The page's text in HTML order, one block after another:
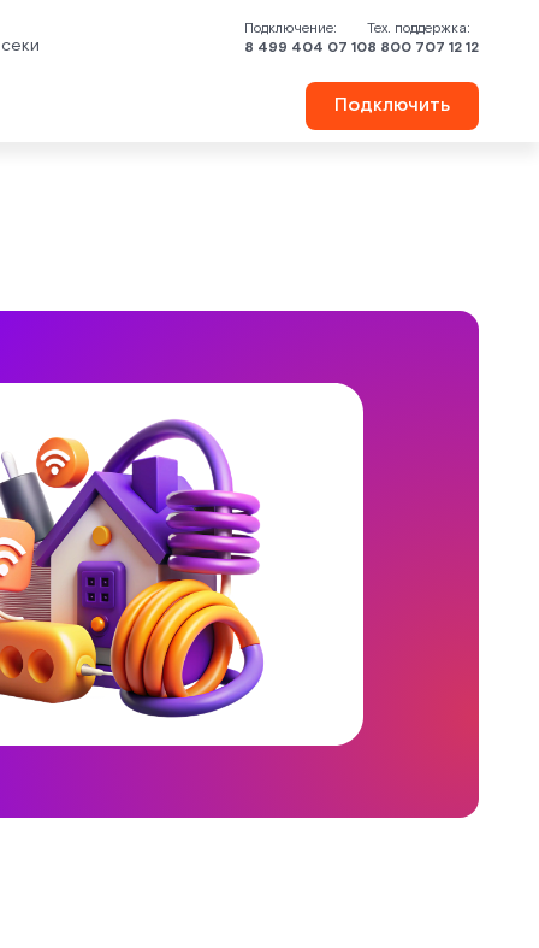
Подключение:
8 499 404 07 10
Тех. поддержка:
8 800 707 12 12
Подключить